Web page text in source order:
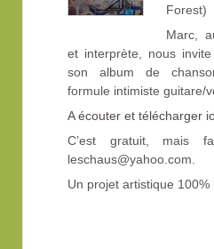
Forest)
Marc,
et interprète, nous
son album de
formule intimiste guitare/
A écouter et télécharger
C’est gratuit, mais
leschaus@yahoo.com.
Un projet artistique 100%